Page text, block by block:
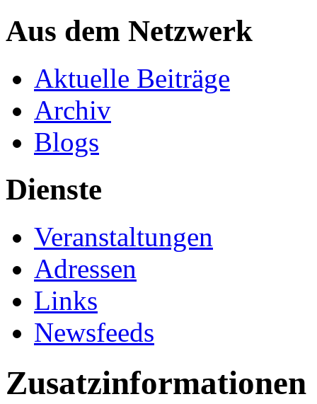
Aus dem Netzwerk
Aktuelle Beiträge
Archiv
Blogs
Dienste
Veranstaltungen
Adressen
Links
Newsfeeds
Zusatzinformationen